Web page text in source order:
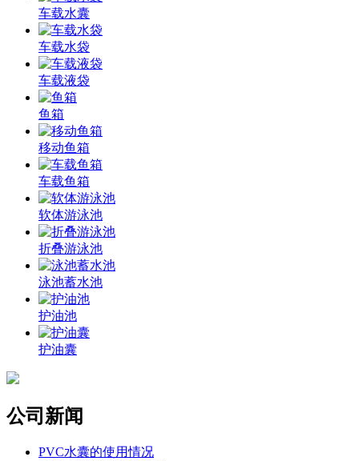
车载水囊
车载水袋
车载液袋
鱼箱
移动鱼箱
车载鱼箱
软体游泳池
折叠游泳池
泳池蓄水池
护油池
护油囊
公司新闻
PVC水囊的使用情况